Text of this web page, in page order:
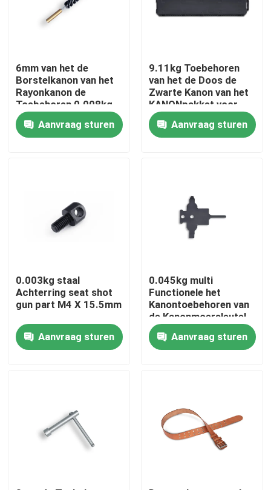
Thuis
Over ons
Kwaliteitscontrole
Neem contact met ons op
De Jachtgeweren van de pompactie
6mm van het de
Borstelkanon van het
Rayonkanon de
Toebehoren 0.008kg
voor het Verwijderen
van Gehechtheid
Aanvraag sturen
9.11kg Toebehoren
van het de Doos de
Zwarte Kanon van het
KANONpakket voor
Gewerenjachtgeweren
Aanvraag sturen
0.003kg staal
Achterring seat shot
gun part M4 X 15.5mm
Aanvraag sturen
0.045kg multi
Functionele het
Kanontoebehoren van
de Kanonmoersleutel
voor
Jachtgeweervernauwing
Aanvraag sturen